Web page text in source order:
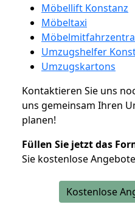
Möbellift Konstanz
Möbeltaxi
Umzugshelfer
Umzugskartons
Kontaktieren Sie uns
uns gemeinsam Ihren
planen!
Füllen Sie jetzt das
Sie kostenlose
Kostenlose